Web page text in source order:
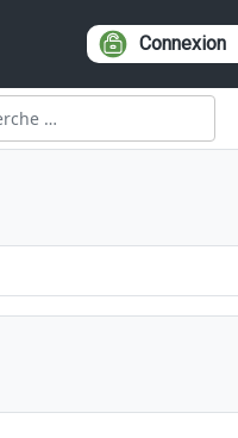
Connexion